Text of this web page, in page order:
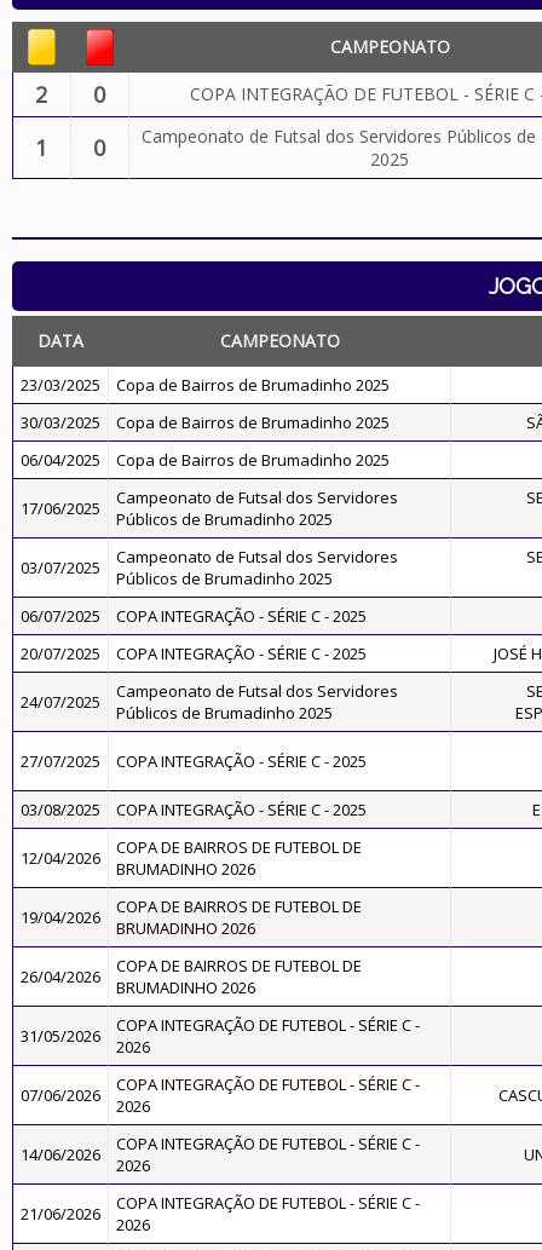
CAMPEONATO
2 0 COPA INTEGRAÇÃO DE FUTEBOL - SÉRIE
1 0
Campeonato de Futsal dos Servidores Públicos
2025
DATA CAMPEONATO
23/03/2025
Copa de Bairros de Brumadinho 2025
30/03/2025
Copa de Bairros de Brumadinho 2025
06/04/2025
Copa de Bairros de Brumadinho 2025
17/06/2025
Campeonato de Futsal dos Servidores
Públicos de Brumadinho 2025
03/07/2025
Campeonato de Futsal dos Servidores
Públicos de Brumadinho 2025
06/07/2025
COPA INTEGRAÇÃO - SÉRIE C - 2025
20/07/2025
COPA INTEGRAÇÃO - SÉRIE C - 2025 JOSÉ
24/07/2025
Campeonato de Futsal dos Servidores
Públicos de Brumadinho 2025
27/07/2025 COPA INTEGRAÇÃO - SÉRIE C - 2025
03/08/2025 COPA INTEGRAÇÃO - SÉRIE C - 2025
12/04/2026
COPA DE BAIRROS DE FUTEBOL DE
BRUMADINHO 2026
19/04/2026
COPA DE BAIRROS DE FUTEBOL DE
BRUMADINHO 2026
26/04/2026
COPA DE BAIRROS DE FUTEBOL DE
BRUMADINHO 2026
31/05/2026
COPA INTEGRAÇÃO DE FUTEBOL - SÉRIE C -
2026
07/06/2026
COPA INTEGRAÇÃO DE FUTEBOL - SÉRIE C -
2026
14/06/2026
COPA INTEGRAÇÃO DE FUTEBOL - SÉRIE C -
2026
21/06/2026
COPA INTEGRAÇÃO DE FUTEBOL - SÉRIE C -
2026